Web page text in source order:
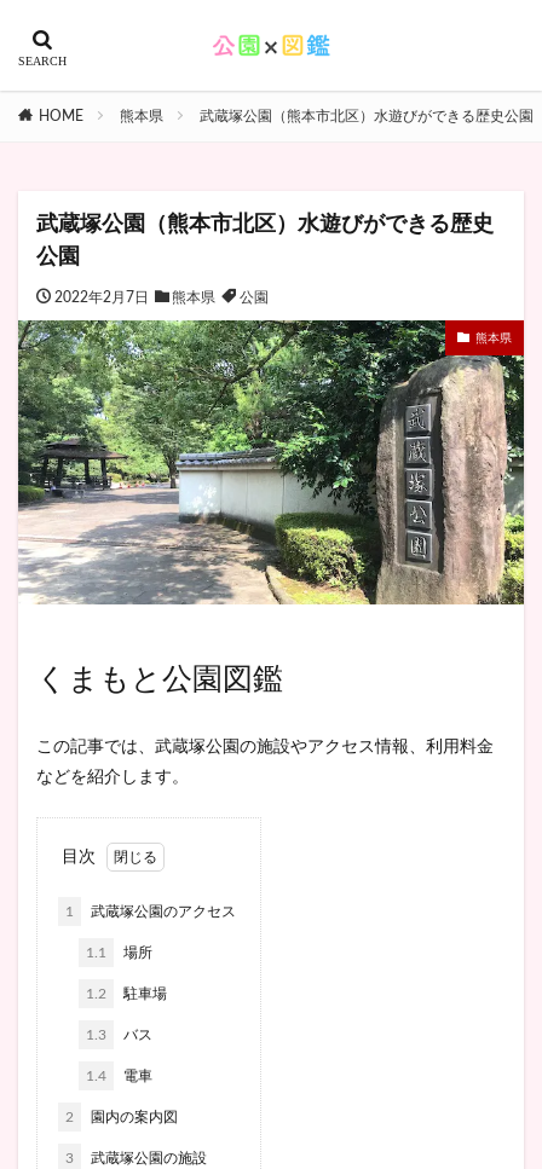
HOME 熊本県 武蔵塚公園（熊本市北区）水遊びができる歴史公園
武蔵塚公園（熊本市北区）水遊びができる歴史
公園
2022年2月7日 熊本県 公園
熊本県
くまもと公園図鑑
この記事では、武蔵塚公園の施設やアクセス情報、利用料金
などを紹介します。
目次
1 武蔵塚公園のアクセス
1.1 場所
1.2 駐車場
1.3 バス
1.4 電車
2 園内の案内図
3 武蔵塚公園の施設